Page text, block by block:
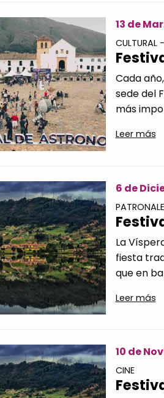
13 de
CULTURAL
Cada
sede del
más
Leer más
6 de
La
fiesta
que en
Leer más
10 de
CINE